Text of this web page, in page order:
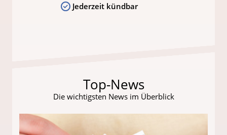
Jederzeit kündbar
Top-News
Die wichtigsten News im Überblick